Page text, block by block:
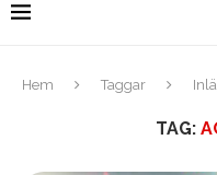
Hem Taggar
TAG: